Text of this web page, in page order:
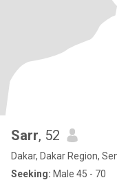
Sarr, 52
Dakar, Dakar Region,
Seeking: Male 45 - 70